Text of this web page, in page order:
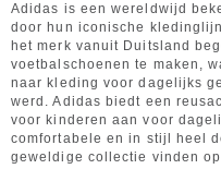
Adidas is een wereldwijd
door hun iconische
het merk vanuit Duitsland
voetbalschoenen te maken,
naar kleding voor dagelijks
werd. Adidas biedt een
voor kinderen aan voor
comfortabele en in stijl heel
geweldige collectie vinden